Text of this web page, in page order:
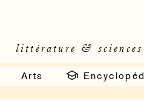
littérature & sciences
Arts